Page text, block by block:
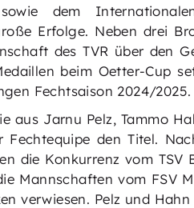
dem
Erfolge. Neben drei
des TVR über den
beim Oetter-Cup
Fechtsaison 2024/2025.
aus Jarnu Pelz, Tammo
Fechtequipe den Titel.
die Konkurrenz vom TSV
Mannschaften vom FSV
verwiesen. Pelz und